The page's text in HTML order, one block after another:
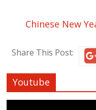
Chinese New
Share This Post:
Youtube